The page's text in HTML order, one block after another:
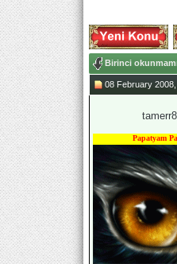
Birinci
08 February
Papatyam